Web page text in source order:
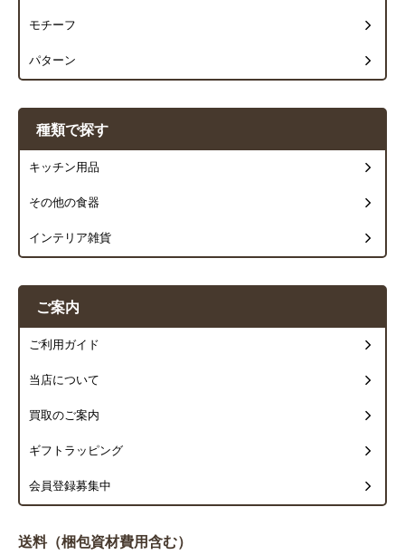
モチーフ
パターン
種類で探す
キッチン用品
その他の食器
インテリア雑貨
ご案内
ご利用ガイド
当店について
買取のご案内
ギフトラッピング
会員登録募集中
送料（梱包資材費用含む）